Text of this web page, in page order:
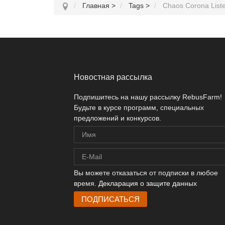
Главная > Tags > Chaos Corona
Новостная рассылка
Подпишитесь на нашу рассылку RebusFarm!
Будьте в курсе программ, специальных
предложений и конкурсов.
Вы можете отказаться от подписки в любое
время. Декларация о защите данных